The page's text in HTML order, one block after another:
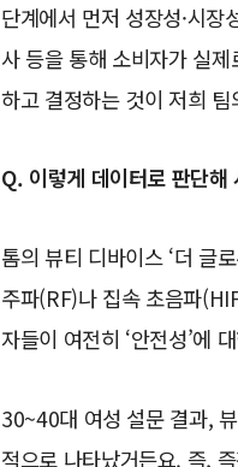
단계에서 먼저 성장성·시
사 등을 통해 소비자가 실
하고 결정하는 것이 저희
Q. 이렇게 데이터로 판단해
톰의 뷰티 디바이스 ‘더 글
주파(RF)나 집속 초음파
자들이 여전히 ‘안전성’에
30~40대 여성 설문 결과,
적으로 나타났거든요. 즉,